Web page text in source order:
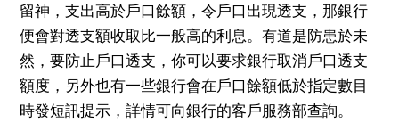
留神，支出高於戶口餘額，令戶口出現透支，那銀行
便會對透支額收取比一般高的利息。有道是防患於未
然，要防止戶口透支，你可以要求銀行取消戶口透支
額度，另外也有一些銀行會在戶口餘額低於指定數目
時發短訊提示，詳情可向銀行的客戶服務部查詢。